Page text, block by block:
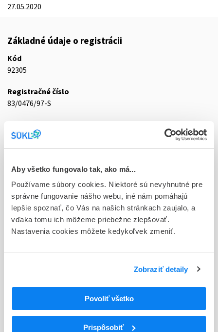
Aby všetko fungovalo tak, ako má...
Používame súbory cookies. Niektoré sú nevyhnutné pre
správne fungovanie nášho webu, iné nám pomáhajú
lepšie spoznať, čo Vás na našich stránkach zaujalo, a
vďaka tomu ich môžeme priebežne zlepšovať.
Nastavenia cookies môžete kedykoľvek zmeniť.
Zobraziť detaily
Povoliť všetko
Prispôsobiť
27.05.2020
Základné údaje o registrácii
Kód
92305
Registračné číslo
83/0476/97-S
con inf 10x0,2 ml/0,1 mg (amp.skl.)
D - Registrácia bez obmedzenia platnosti
Typ registračnej procedúry
Národná
Držiteľ, krajina
Zentiva, k.s., Česká republika
ATC
KARDIOVASKULÁRNY SYSTÉM
C01
KARDIAKÁ
INÉ KARDIAKÁ